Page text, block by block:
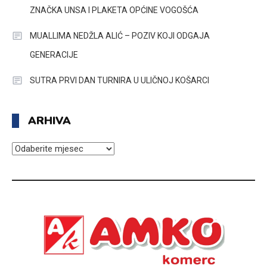
ZNAČKA UNSA I PLAKETA OPĆINE VOGOŠĆA
MUALLIMA NEDŽLA ALIĆ – POZIV KOJI ODGAJA
GENERACIJE
SUTRA PRVI DAN TURNIRA U ULIČNOJ KOŠARCI
ARHIVA
ARHIVA